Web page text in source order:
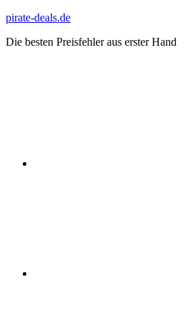
Zum
springen
pirate-deals.de
Die besten Preisfehler aus erster Hand